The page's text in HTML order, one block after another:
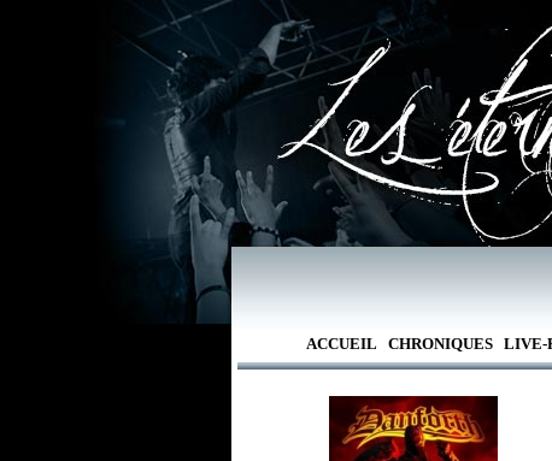
ACCUEIL CHRONIQUES LIVE-